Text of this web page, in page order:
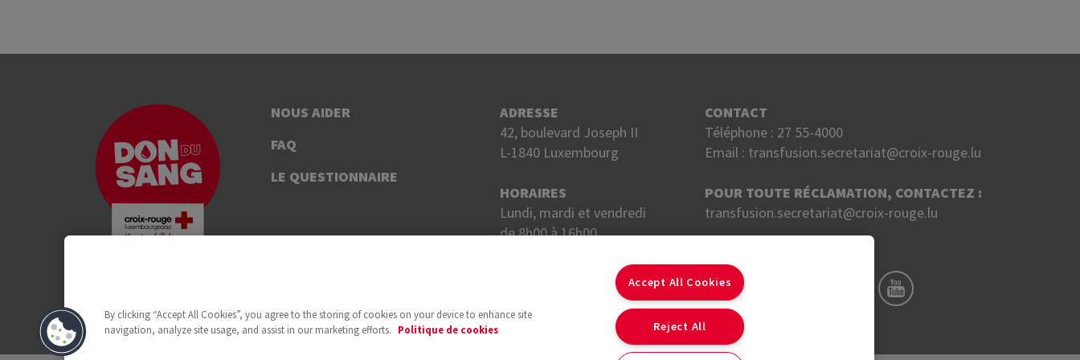
NOUS AIDER
FAQ
LE QUESTIONNAIRE
ADRESSE
42, boulevard Joseph II
L-1840 Luxembourg
HORAIRES
Lundi, mardi et vendredi
de 8h00 à 16h00.
CONTACT
Téléphone : 27 55-4000
Email : transfusion.secretariat@croix-rouge.lu
POUR TOUTE RÉCLAMATION, CONTACTEZ :
transfusion.secretariat@croix-rouge.lu
By clicking “Accept All Cookies”, you agree to the storing of cookies on your device to enhance site
navigation, analyze site usage, and assist in our marketing efforts.
Politique de cookies
Accept All Cookies
Reject All